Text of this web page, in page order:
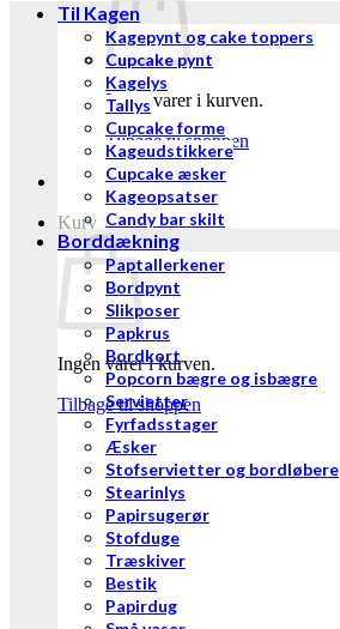
Ingen varer i kurven.
Tilbage til shoppen
Kurv
Ingen varer i kurven.
Tilbage til shoppen
Til Kagen
Kagepynt og cake toppers
Cupcake pynt
Kagelys
Tallys
Cupcake forme
Kageudstikkere
Cupcake æsker
Kageopsatser
Candy bar skilt
Borddækning
Paptallerkener
Bordpynt
Slikposer
Papkrus
Bordkort
Popcorn bægre og isbægre
Servietter
Fyrfadsstager
Æsker
Stofservietter og bordløbere
Stearinlys
Papirsugerør
Stofduge
Træskiver
Bestik
Papirdug